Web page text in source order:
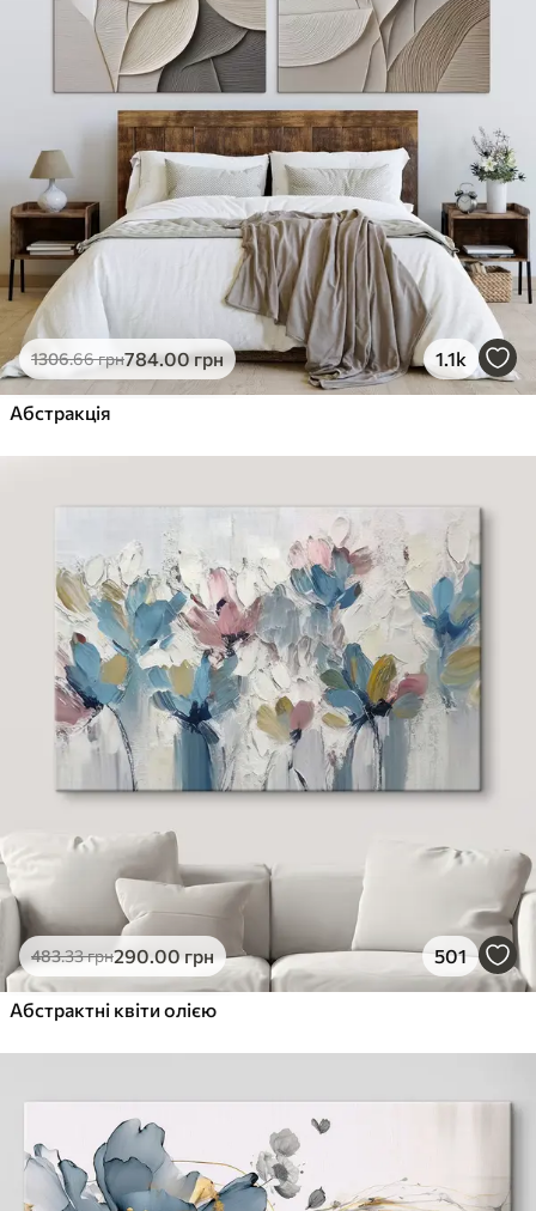
1306.66грн784.00грн 1.1k
Абстракція
483.33грн290.00грн 501
Абстрактні квіти олією